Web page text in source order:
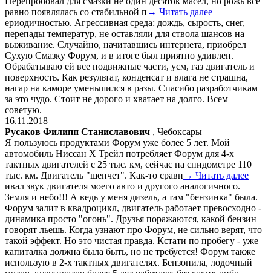
равно появлялась со стабильной п → Читать далее
ериодичностью. Агрессивная среда: дождь, сырость, снег,
перепады температур, не оставляли для ствола шансов на
выживание. Случайно, начитавшись интернета, приобрел
Сухую Смазку Форум, и в итоге был приятно удивлен.
Обрабатываю ей все подвижные части, усм, газ двигатель и
поверхность. Как результат, конденсат и влага не страшна,
нагар на каморе уменьшился в разы. Спасибо разработчикам
за это чудо. Стоит не дорого и хватает на долго. Всем
советую.
16.11.2018
Русаков Филипп Станиславович , Чебоксары
Я пользуюсь продуктами Форум уже более 5 лет. Мой
автомобиль Ниссан Х Трейл потребляет Форум для 4-х
тактных двигателей с 25 тыс. км, сейчас на спидометре 110
тыс. км. Двигатель "шепчет". Как-то сравн → Читать далее
ивал звук двигателя моего авто и другого аналогичного.
Земля и небо!!! А ведь у меня дизель, а там "бензинка" была.
Форум залит в квадроцикл, двигатель работает превосходно -
динамика просто "огонь". Друзья поражаются, какой бензин
говорят льешь. Когда узнают про Форум, не сильно верят, что
такой эффект. Но это чистая правда. Кстати по пробегу - уже
капиталка должна была быть, но не требуется! Форум также
использую в 2-х тактных двигателях. Бензопила, лодочный